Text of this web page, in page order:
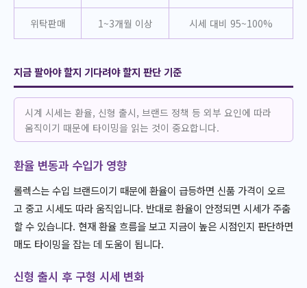
위탁판매 1~3개월 이상 시세 대비 95~100%
지금 팔아야 할지 기다려야 할지 판단 기준
시계 시세는 환율, 신형 출시, 브랜드 정책 등 외부 요인에 따라
움직이기 때문에 타이밍을 읽는 것이 중요합니다.
환율 변동과 수입가 영향
롤렉스는 수입 브랜드이기 때문에 환율이 급등하면 신품 가격이 오르
고 중고 시세도 따라 움직입니다. 반대로 환율이 안정되면 시세가 주춤
할 수 있습니다. 현재 환율 흐름을 보고 지금이 높은 시점인지 판단하면
매도 타이밍을 잡는 데 도움이 됩니다.
신형 출시 후 구형 시세 변화